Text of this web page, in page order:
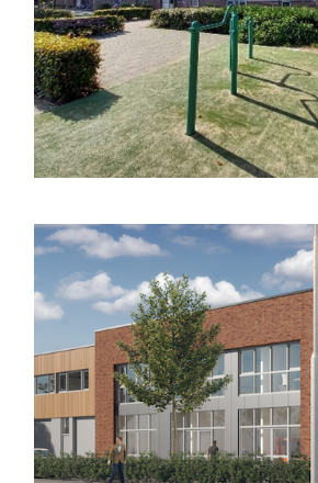
Lees meer
Stek Wonen
Woningen
Lees meer